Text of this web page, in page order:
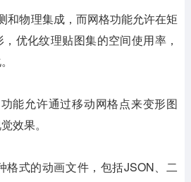
和物理集成，而网格功能允许在矩
优化纹理贴图集的空间使用率，
能允许通过移动网格点来变形图
效果。
格式的动画文件，包括JSON、二